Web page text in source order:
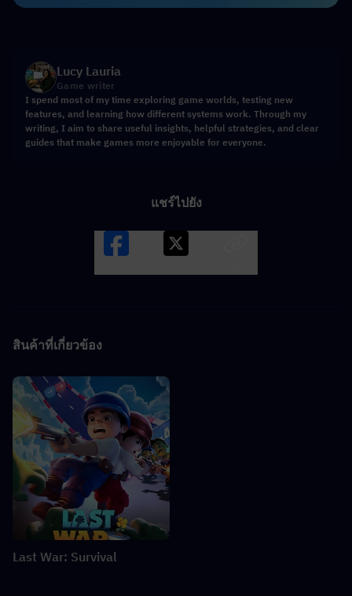
Lucy Lauria
Game writer
I spend most of my time exploring game worlds, testing new
features, and learning how different systems work. Through my
writing, I aim to share useful insights, helpful strategies, and clear
guides that make games more enjoyable for everyone.
แชร์ไปยัง
สินค้าที่เกี่ยวข้อง
Last War: Survival